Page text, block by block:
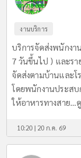
งานบริการ
บริการจัดส่งพนักงา
7 วันขึ้นไป ) และรา
จัดส่งตามบ้านและโ
โดยพนักงานประส
ให้อาหารทางสาย...
10:20 | 20 ก.ค. 69